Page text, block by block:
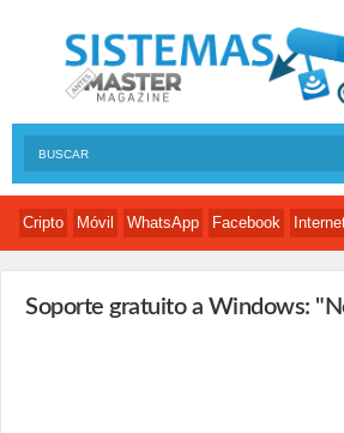
Cripto Móvil WhatsApp Facebook
Soporte gratuito a Windows: